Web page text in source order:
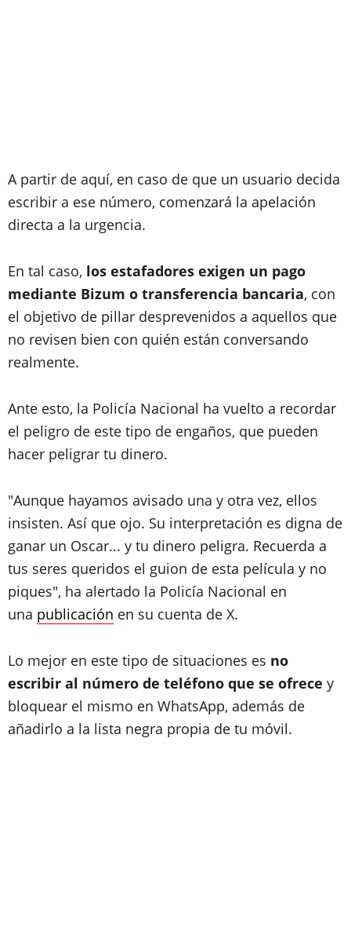
A partir de aquí, en caso de que un usuario decida
escribir a ese número, comenzará la apelación
directa a la urgencia.
En tal caso, los estafadores exigen un pago
mediante Bizum o transferencia bancaria, con
el objetivo de pillar desprevenidos a aquellos que
no revisen bien con quién están conversando
realmente.
Ante esto, la Policía Nacional ha vuelto a recordar
el peligro de este tipo de engaños, que pueden
hacer peligrar tu dinero.
"Aunque hayamos avisado una y otra vez, ellos
insisten. Así que ojo. Su interpretación es digna de
ganar un Oscar... y tu dinero peligra. Recuerda a
tus seres queridos el guion de esta película y no
piques", ha alertado la Policía Nacional en
una publicación en su cuenta de X.
Lo mejor en este tipo de situaciones es no
escribir al número de teléfono que se ofrece y
bloquear el mismo en WhatsApp, además de
añadirlo a la lista negra propia de tu móvil.